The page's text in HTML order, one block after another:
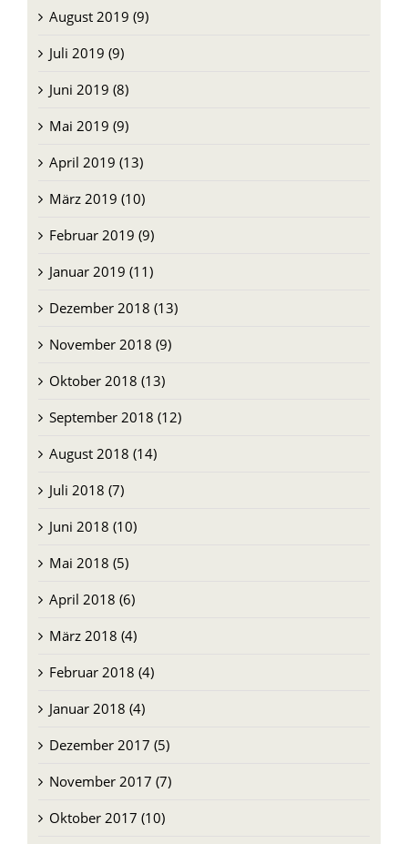
August 2019 (9)
Juli 2019 (9)
Juni 2019 (8)
Mai 2019 (9)
April 2019 (13)
März 2019 (10)
Februar 2019 (9)
Januar 2019 (11)
Dezember 2018 (13)
November 2018 (9)
Oktober 2018 (13)
September 2018 (12)
August 2018 (14)
Juli 2018 (7)
Juni 2018 (10)
Mai 2018 (5)
April 2018 (6)
März 2018 (4)
Februar 2018 (4)
Januar 2018 (4)
Dezember 2017 (5)
November 2017 (7)
Oktober 2017 (10)